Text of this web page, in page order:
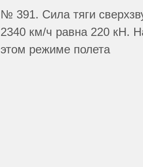
№ 391. Сила тяги
2340 км/ч равна 220 кН.
этом режиме полета